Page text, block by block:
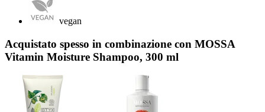
vegan
Acquistato spesso in combinazione con MOSSA
Vitamin Moisture Shampoo, 300 ml